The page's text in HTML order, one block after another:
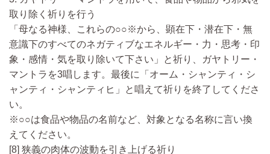
取り除く祈りを行う
「母なる神様、これらの○○※から、顕在下・潜在下・無
意識下のすべてのネガティブなエネルギー・力・思考・印
象・感情・気を取り除いて下さい」と祈り、ガヤトリー・
マントラを3唱します。最後に「オーム・シャンティ・シ
ャンティ・シャンティヒ」と唱えて祈りを終了してくださ
い。
※○○は食品や物品の名前など、対象となる名称に言い換
えてください。
[8] 狭義の肉体の波動を引き上げる祈り